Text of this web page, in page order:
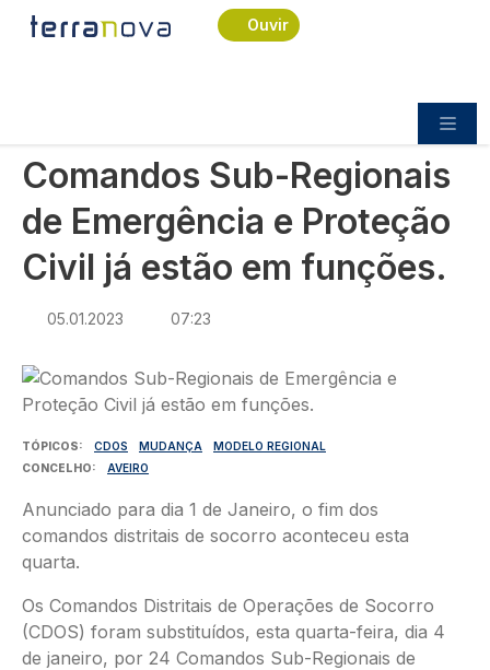
Passar para o conteúdo principal
Ouvir
Navegação estrutural
Início
Sociedade
Comandos Sub-Regionais de Emergência e
Comandos Sub-Regionais
de Emergência e Proteção
Civil já estão em funções.
05.01.2023 07:23
Imagem
TÓPICOS CDOS MUDANÇA
MODELO REGIONAL
CONCELHO
AVEIRO
Anunciado para dia 1 de Janeiro, o fim dos
comandos distritais de socorro aconteceu esta
quarta.
Os Comandos Distritais de Operações de Socorro
(CDOS) foram substituídos, esta quarta-feira, dia 4
de janeiro, por 24 Comandos Sub-Regionais de